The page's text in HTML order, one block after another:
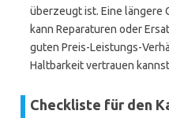
überzeugt ist. Eine längere
kann Reparaturen oder
guten Preis-Leistungs-
Haltbarkeit vertrauen
Checkliste für den